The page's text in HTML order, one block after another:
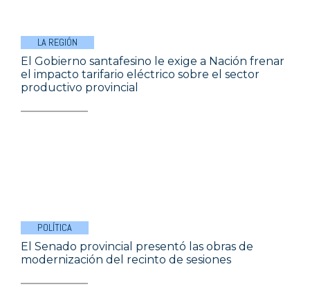
LA REGIÓN
El Gobierno santafesino le exige a Nación frenar
el impacto tarifario eléctrico sobre el sector
productivo provincial
POLÍTICA
El Senado provincial presentó las obras de
modernización del recinto de sesiones